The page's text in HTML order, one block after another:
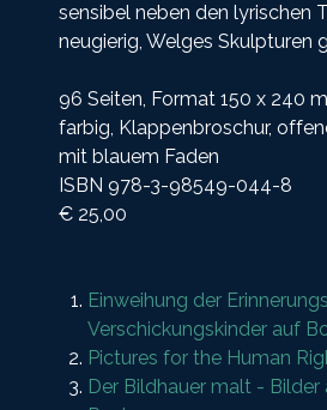
sensibel neben den lyrischen
neugierig, Welges Skulpturen
96 Seiten, Format 150 x 240
farbig, Klappenbroschur,
mit blauem Faden
ISBN 978-3-98549-044-8
€ 25,00
Einweihung der
Verschickungskinder auf
Pictures for the Human
Der Bildhauer malt -